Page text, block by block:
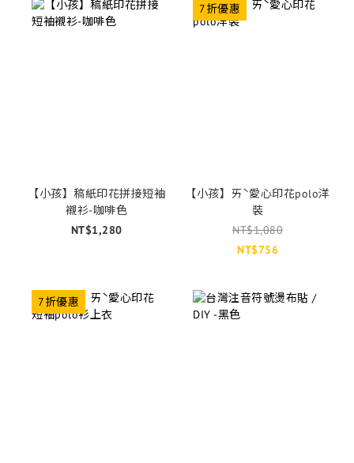
【小孩】稿紙印花拼接短袖
襯衫-咖啡色
NT$1,280
7折優惠
【小孩】ㄞˋ愛心印花polo洋
裝
NT$1,080
NT$756
7折優惠